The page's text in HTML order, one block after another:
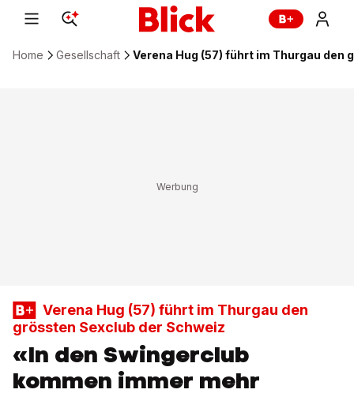
Home Gesellschaft Verena Hug (57) führt im Thurgau
Verena Hug (57) führt im Thurgau den
grössten Sexclub der Schweiz
«In den Swingerclub
kommen immer mehr